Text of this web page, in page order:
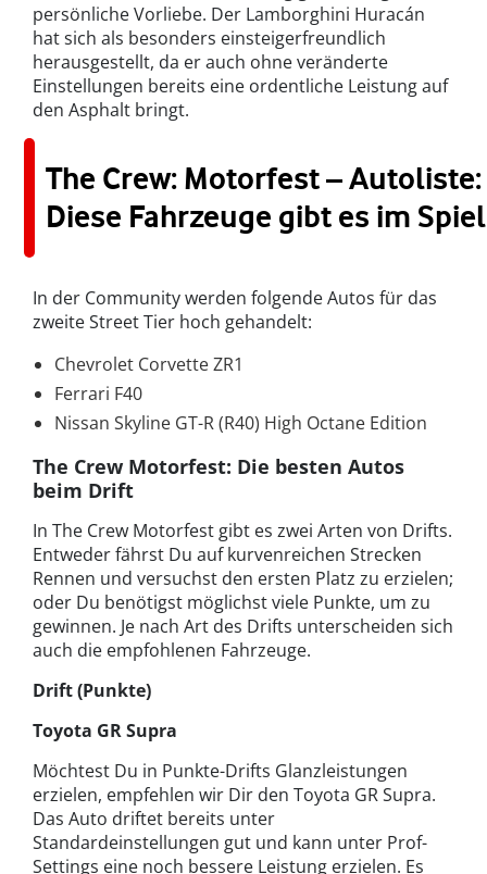
persönliche Vorliebe. Der Lamborghini Huracán
hat sich als besonders einsteigerfreundlich
herausgestellt, da er auch ohne veränderte
Einstellungen bereits eine ordentliche Leistung auf
den Asphalt bringt.
The Crew: Motorfest – Autoliste:
Diese Fahrzeuge gibt es im Spiel
In der Community werden folgende Autos für das
zweite Street Tier hoch gehandelt:
Chevrolet Corvette ZR1
Ferrari F40
Nissan Skyline GT-R (R40) High Octane Edition
The Crew Motorfest: Die besten Autos
beim Drift
In The Crew Motorfest gibt es zwei Arten von Drifts.
Entweder fährst Du auf kurvenreichen Strecken
Rennen und versuchst den ersten Platz zu erzielen;
oder Du benötigst möglichst viele Punkte, um zu
gewinnen. Je nach Art des Drifts unterscheiden sich
auch die empfohlenen Fahrzeuge.
Drift (Punkte)
Toyota GR Supra
Möchtest Du in Punkte-Drifts Glanzleistungen
erzielen, empfehlen wir Dir den Toyota GR Supra.
Das Auto driftet bereits unter
Standardeinstellungen gut und kann unter Prof-
Settings eine noch bessere Leistung erzielen. Es